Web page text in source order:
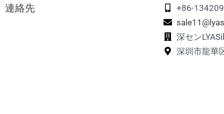
連絡先
+86-
深セン
深圳市龍華